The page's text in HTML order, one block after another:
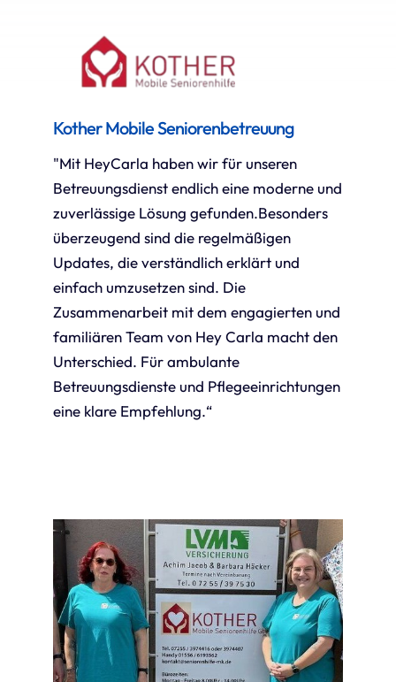
Kother Mobile Seniorenbetreuung
"Mit HeyCarla haben wir für unseren
Betreuungsdienst endlich eine moderne und
zuverlässige Lösung gefunden.Besonders
überzeugend sind die regelmäßigen
Updates, die verständlich erklärt und
einfach umzusetzen sind. Die
Zusammenarbeit mit dem engagierten und
familiären Team von Hey Carla macht den
Unterschied. Für ambulante
Betreuungsdienste und Pflegeeinrichtungen
eine klare Empfehlung.“